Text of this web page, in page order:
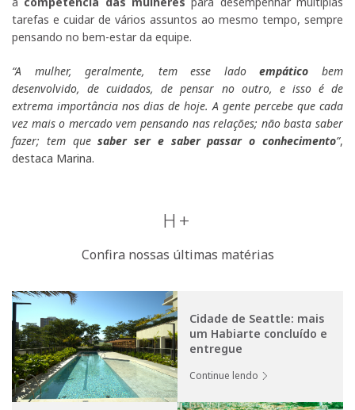
tarefas e cuidar de vários assuntos ao mesmo tempo, sempre
pensando no bem-estar da equipe.
“A mulher, geralmente, tem esse ladoempáticobem
desenvolvido, de cuidados, de pensar no outro, e isso é de
extrema importância nos dias de hoje. A gente percebe que cada
vez mais o mercado vem pensando nas relações; não basta saber
fazer; tem quesaber ser e saber passar o conhecimento”,
destaca Marina.
H+
Confira nossas últimas matérias
Cidade de Seattle: mais
um Habiarte concluído e
entregue
Continue lendo